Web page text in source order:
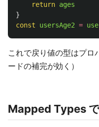
return ages
}
const
usersAge2 =
これで戻り値の型はプロ
ードの補完が効く）
Mapped Types